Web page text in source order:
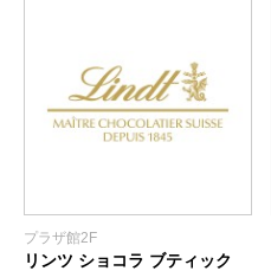
プラザ館2F
リンツ ショコラ ブティック